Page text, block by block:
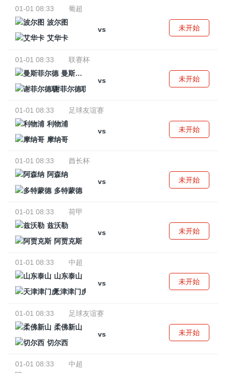
01-01 08:33
葡超
波尔图
vs
艾华卡
未开始
01-01 08:33
联赛杯
曼斯菲尔德
vs
谢菲尔德联
未开始
01-01 08:33
足球友谊赛
利物浦
vs
摩纳哥
未开始
01-01 08:33
酋长杯
阿森纳
vs
多特蒙德
未开始
01-01 08:33
荷甲
兹沃勒
vs
阿贾克斯
未开始
01-01 08:33
中超
山东泰山
vs
天津津门虎
未开始
01-01 08:33
足球友谊赛
柔佛新山
vs
切尔西
未开始
01-01 08:33
中超